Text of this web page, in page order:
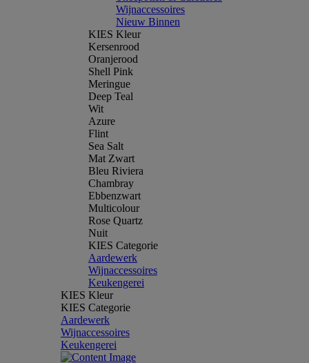
Wijnaccessoires
Nieuw Binnen
KIES Kleur
Kersenrood
Oranjerood
Shell Pink
Meringue
Deep Teal
Wit
Azure
Flint
Sea Salt
Mat Zwart
Bleu Riviera
Chambray
Ebbenzwart
Multicolour
Rose Quartz
Nuit
KIES Categorie
Aardewerk
Wijnaccessoires
Keukengerei
KIES Kleur
KIES Categorie
Aardewerk
Wijnaccessoires
Keukengerei